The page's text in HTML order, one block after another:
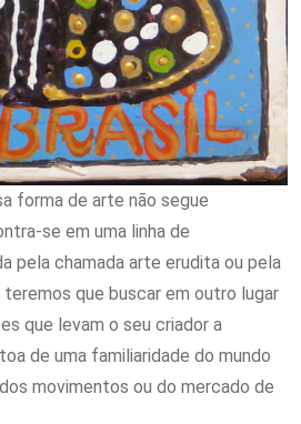
forma de arte não segue
se em uma linha de
pela chamada arte erudita ou pela
que buscar em outro lugar
que levam o seu criador a
de uma familiaridade do mundo
movimentos ou do mercado de